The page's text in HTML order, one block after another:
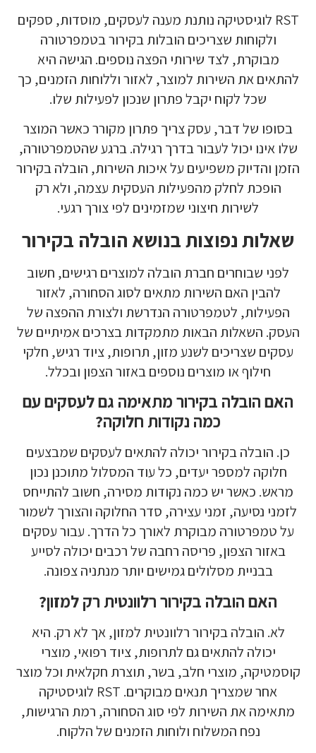
RST לוגיסטיקה נותנת מענה לעסקים, מוסדות, ספקים
ולקוחות שצריכים הובלות בקירור בטמפרטורה
מבוקרת, לצד שירותי הפצה נוספים. הגישה היא
להתאים את השירות למוצר, לאזור וללוחות הזמנים, כך
שכל לקוח יקבל פתרון שנכון לפעילות שלו.
בסופו של דבר, עסק צריך פתרון מקורר כאשר המוצר
שלו אינו יכול לעבור בדרך רגילה. ברגע שהטמפרטורה,
הזמן והדיוק משפיעים על איכות השירות, הובלה בקירור
הופכת לחלק מהפעילות העסקית עצמה, ולא רק
לשירות חיצוני שמזמינים לפי צורך רגעי.
שאלות נפוצות בנושא הובלה בקירור
לפני שבוחרים חברת הובלה למוצרים רגישים, חשוב
להבין האם השירות מתאים לסוג הסחורה, לאזור
הפעילות, לטמפרטורה הנדרשת ולצורת ההפצה של
העסק. השאלות הבאות מתמקדות בצרכים אמיתיים של
עסקים שצריכים לשנע מזון, תרופות, ציוד רגיש, חלקי
חילוף או מוצרים נוספים באזור הצפון ובכלל.
האם הובלה בקירור מתאימה גם לעסקים עם
כמה נקודות חלוקה?
כן. הובלה בקירור יכולה להתאים לעסקים שמבצעים
חלוקה למספר יעדים, כל עוד המסלול מתוכנן נכון
מראש. כאשר יש כמה נקודות מסירה, חשוב להתייחס
לזמני נסיעה, זמני עצירה, סדר החלוקה והצורך לשמור
על טמפרטורה מבוקרת לאורך כל הדרך. עבור עסקים
באזור הצפון, פריסה רחבה של רכבים יכולה לסייע
בבניית מסלולים גמישים יותר מנתניה צפונה.
האם הובלה בקירור רלוונטית רק למזון?
לא. הובלה בקירור רלוונטית למזון, אך לא רק. היא
יכולה להתאים גם לתרופות, ציוד רפואי, מוצרי
קוסמטיקה, מוצרי חלב, בשר, תוצרת חקלאית וכל מוצר
אחר שמצריך תנאים מבוקרים. RST לוגיסטיקה
מתאימה את השירות לפי סוג הסחורה, רמת הרגישות,
נפח המשלוח ולוחות הזמנים של הלקוח.